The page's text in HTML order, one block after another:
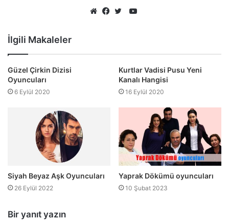
YouTube
İlgili Makaleler
Güzel Çirkin Dizisi
Oyuncuları
6 Eylül 2020
Kurtlar Vadisi Pusu Yeni
Kanalı Hangisi
16 Eylül 2020
Siyah Beyaz Aşk Oyuncuları
26 Eylül 2022
Yaprak Dökümü oyuncuları
10 Şubat 2023
Bir yanıt yazın